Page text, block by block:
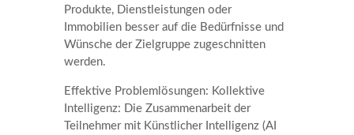
Produkte, Dienstleistungen oder
Immobilien besser auf die Bedürfnisse und
Wünsche der Zielgruppe zugeschnitten
werden.
Effektive Problemlösungen: Kollektive
Intelligenz: Die Zusammenarbeit der
Teilnehmer mit Künstlicher Intelligenz (AI